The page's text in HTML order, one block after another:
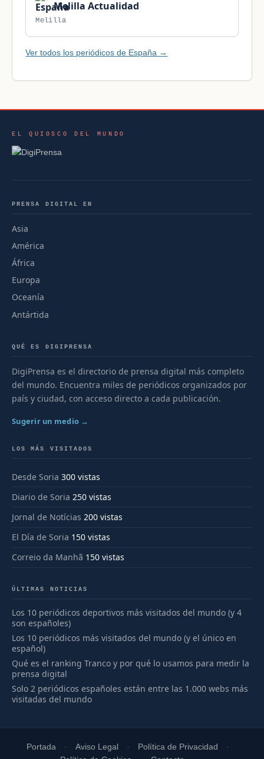
Melilla Actualidad
Melilla
Ver todos los periódicos de España →
EL QUIOSCO DEL MUNDO
PRENSA DIGITAL EN
Asia
América
África
Europa
Oceanía
Antártida
QUÉ ES DIGIPRENSA
DigiPrensa es el directorio de prensa digital más completo
del mundo. Encuentra miles de periódicos organizados por
país y ciudad, con acceso directo a cada publicación.
Sugerir un medio →
LOS MÁS VISITADOS
Desde Soria 300 vistas
Diario de Soria 250 vistas
Jornal de Notícias 200 vistas
El Día de Soria 150 vistas
Correio da Manhã 150 vistas
ÚLTIMAS NOTICIAS
Los 10 periódicos deportivos más visitados del mundo (y 4
son españoles)
Los 10 periódicos más visitados del mundo (y el único en
español)
Qué es el ranking Tranco y por qué lo usamos para medir la
prensa digital
Solo 2 periódicos españoles están entre las 1.000 webs más
visitadas del mundo
Portada Aviso Legal
Política de Privacidad